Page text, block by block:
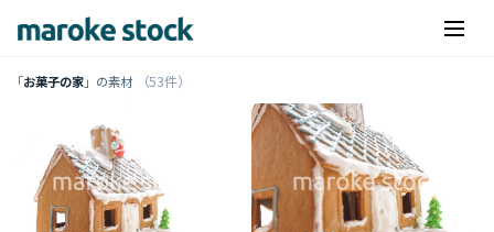
「お菓子の家」の素材 （53件）